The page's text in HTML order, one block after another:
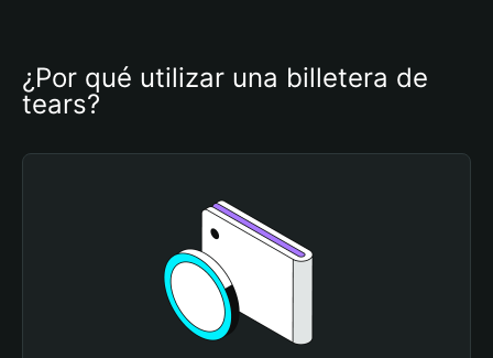
¿Por qué utilizar una billetera de
tears?